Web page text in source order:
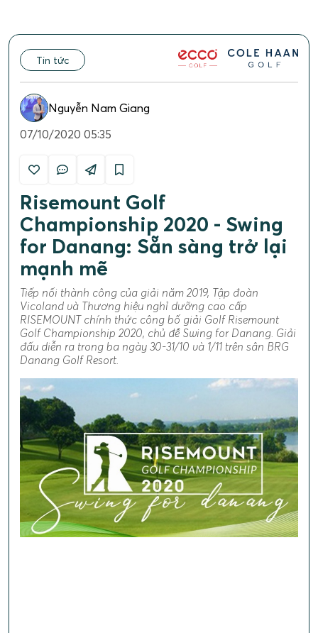
Tin tức
Nguyễn Nam Giang
07/10/2020 05:35
Risemount Golf
Championship 2020 - Swing
for Danang: Sẵn sàng trở lại
mạnh mẽ
Tiếp nối thành công của giải năm 2019, Tập đoàn
Vicoland và Thương hiệu nghỉ dưỡng cao cấp
RISEMOUNT chính thức công bố giải Golf Risemount
Golf Championship 2020, chủ đề Swing for Danang. Giải
đấu diễn ra trong ba ngày 30-31/10 và 1/11 trên sân BRG
Danang Golf Resort.